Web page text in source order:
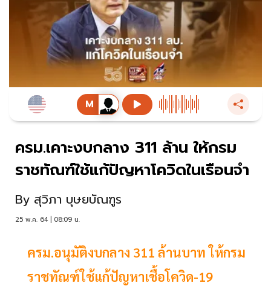
ครม.เคาะงบกลาง 311 ล้าน ให้กรม
ราชทัณฑ์ใช้แก้ปัญหาโควิดในเรือนจำ
By สุวิภา บุษยบัณฑูร
25 พ.ค. 64 | 08:09 น.
ครม.อนุมัติงบกลาง 311 ล้านบาท ให้กรม
ราชทัณฑ์ใช้แก้ปัญหาเชื้อโควิด-19